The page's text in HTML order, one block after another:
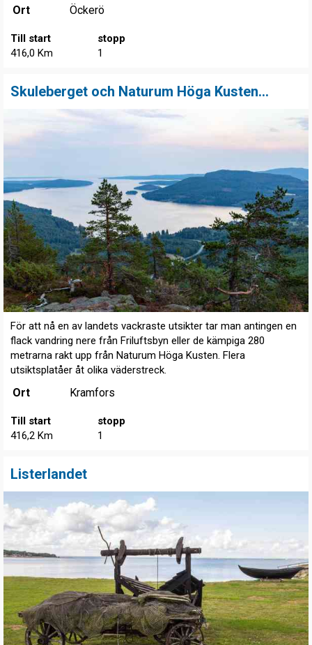
Ort Öckerö
Till start
416,0 Km
stopp
1
Skuleberget och Naturum Höga Kusten...
För att nå en av landets vackraste utsikter tar man antingen en
flack vandring nere från Friluftsbyn eller de kämpiga 280
metrarna rakt upp från Naturum Höga Kusten. Flera
utsiktsplatåer åt olika väderstreck.
Ort Kramfors
Till start
416,2 Km
stopp
1
Listerlandet